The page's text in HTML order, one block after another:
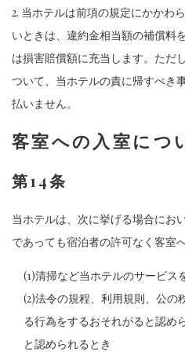
2. 当ホテルは前項の規定にかかわ
いときは、違約金相当額の補償料
は損害賠償額に充当します。ただ
ついて、当ホテルの責に帰すべき
払いません。
客室への入室につ
第14条
当ホテルは、次に挙げる場合にお
であっても宿泊者の許可なく客室
(1)清掃など当ホテルのサービス
(2)法令の規程、利用規則、公の
る行為をするおそれがると認め
と認められるとき